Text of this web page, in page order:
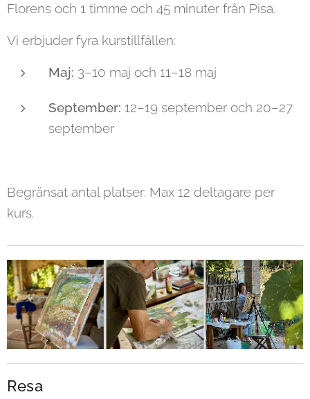
Florens och 1 timme och 45 minuter från Pisa.
Vi erbjuder fyra kurstillfällen:
Maj: 3–10 maj och 11–18 maj
September: 12–19 september och 20–27
september
Begränsat antal platser: Max 12 deltagare per
kurs.
Resa